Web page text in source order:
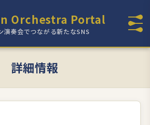
Orchestra Portal
演奏会でつながる新たなSNS
詳細情報